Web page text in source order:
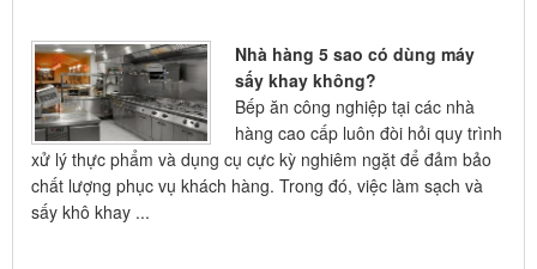
Nhà hàng 5 sao có dùng máy
sấy khay không?
Bếp ăn công nghiệp tại các nhà
hàng cao cấp luôn đòi hỏi quy trình
xử lý thực phẩm và dụng cụ cực kỳ nghiêm ngặt để đảm bảo
chất lượng phục vụ khách hàng. Trong đó, việc làm sạch và
sấy khô khay ...